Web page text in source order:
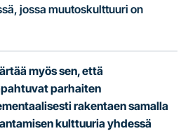
jossa muutoskulttuuri on
myös sen, että
parhaiten
rakentaen samalla
kulttuuria yhdessä